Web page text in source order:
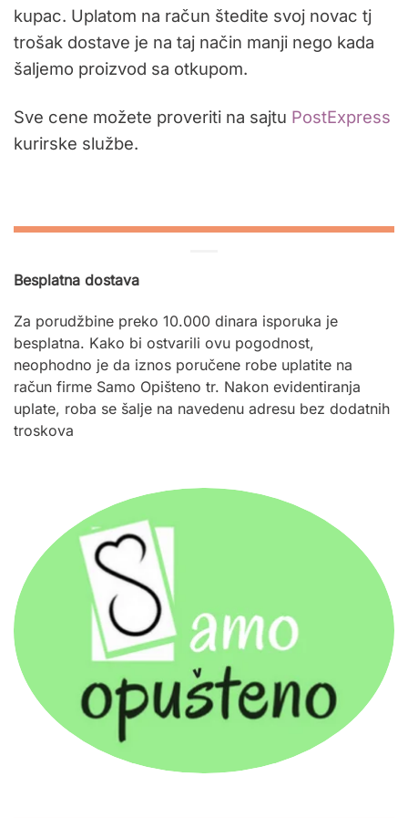
kupac. Uplatom na račun štedite svoj novac tj
trošak dostave je na taj način manji nego kada
šaljemo proizvod sa otkupom.
Sve cene možete proveriti na sajtu PostExpress
kurirske službe.
Besplatna dostava
Za porudžbine preko 10.000 dinara isporuka je
besplatna. Kako bi ostvarili ovu pogodnost,
neophodno je da iznos poručene robe uplatite na
račun firme Samo Opišteno tr. Nakon evidentiranja
uplate, roba se šalje na navedenu adresu bez dodatnih
troskova